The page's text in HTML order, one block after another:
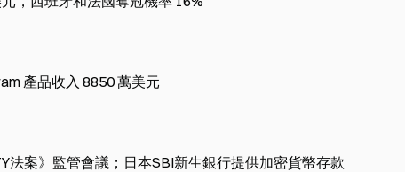
產品收入 8850 萬美元
法案》監管會議；日本SBI新生銀行提供加密貨幣存款